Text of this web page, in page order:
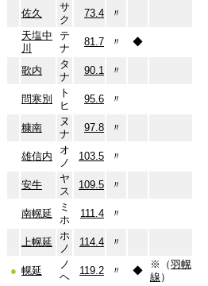
佐久
サ
ク
73.4
〃
天塩中
川
テ
ナ
81.7 〃 ◆
歌内
タ
ナ
90.1 〃
問寒別
ト
ヒ
95.6 〃
糠南
ヌ
ナ
97.8 〃
雄信内
オ
ノ
103.5 〃
安牛
ヤ
ス
109.5 〃
南幌延
ミ
ホ
111.4 〃
上幌延
ホ
ノ
114.4 〃
● 幌延
ノ
ヘ
119.2 〃 ◆
※（羽幌
線 ）